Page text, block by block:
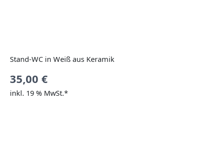
Stand-WC in Weiß aus Keramik
35,00 €
inkl. 19 % MwSt.*